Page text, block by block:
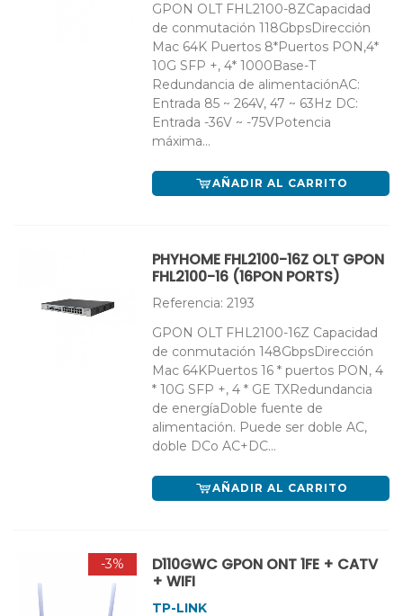
GPON OLT FHL2100-8ZCapacidad
de conmutación 118GbpsDirección
Mac 64K Puertos 8*Puertos PON,4*
10G SFP +, 4* 1000Base-T
Redundancia de alimentaciónAC:
Entrada 85 ~ 264V, 47 ~ 63Hz DC:
Entrada -36V ~ -75VPotencia
máxima...
AÑADIR AL CARRITO
PHYHOME FHL2100-16Z OLT GPON
FHL2100-16 (16PON PORTS)
Referencia: 2193
GPON OLT FHL2100-16Z Capacidad
de conmutación 148GbpsDirección
Mac 64KPuertos 16 * puertos PON, 4
* 10G SFP +, 4 * GE TXRedundancia
de energíaDoble fuente de
alimentación. Puede ser doble AC,
doble DCo AC+DC...
AÑADIR AL CARRITO
-3%
D110GWC GPON ONT 1FE + CATV
+ WIFI
TP-LINK